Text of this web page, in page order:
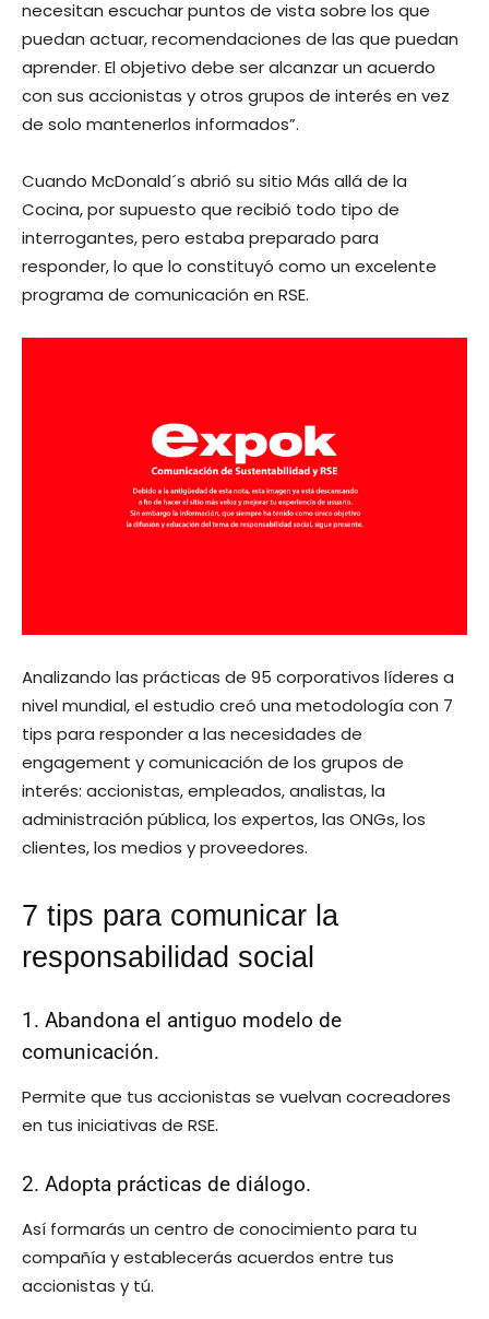
necesitan escuchar puntos de vista sobre los que
puedan actuar, recomendaciones de las que puedan
aprender. El objetivo debe ser alcanzar un acuerdo
con sus accionistas y otros grupos de interés en vez
de solo mantenerlos informados”.
Cuando McDonald´s abrió su sitio Más allá de la
Cocina, por supuesto que recibió todo tipo de
interrogantes, pero estaba preparado para
responder, lo que lo constituyó como un excelente
programa de comunicación en RSE.
Analizando las prácticas de 95 corporativos líderes a
nivel mundial, el estudio creó una metodología con 7
tips para responder a las necesidades de
engagement y comunicación de los grupos de
interés: accionistas, empleados, analistas, la
administración pública, los expertos, las ONGs, los
clientes, los medios y proveedores.
7 tips para comunicar la
responsabilidad social
1. Abandona el antiguo modelo de
comunicación.
Permite que tus accionistas se vuelvan cocreadores
en tus iniciativas de RSE.
2. Adopta prácticas de diálogo.
Así formarás un centro de conocimiento para tu
compañía y establecerás acuerdos entre tus
accionistas y tú.